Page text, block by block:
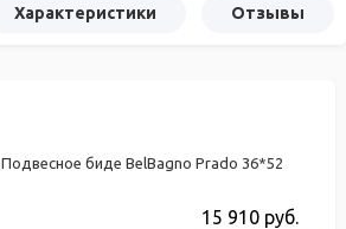
Характеристики Отзывы
Подвесное биде BelBagno Prado 36*52
15 910 руб.